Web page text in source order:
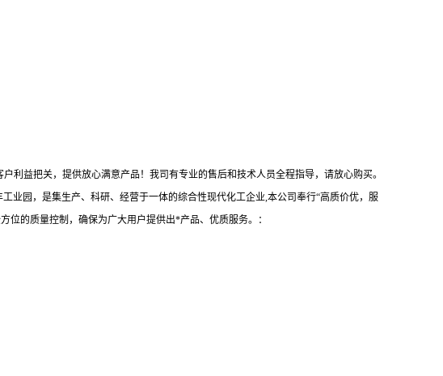
利益把关，提供放心满意产品！我司有专业的售后和技术人员全程指导，请放心购买。
业园，是集生产、科研、经营于一体的综合性现代化工企业,本公司奉行“高质价优，服
的质量控制，确保为广大用户提供出*产品、优质服务。：